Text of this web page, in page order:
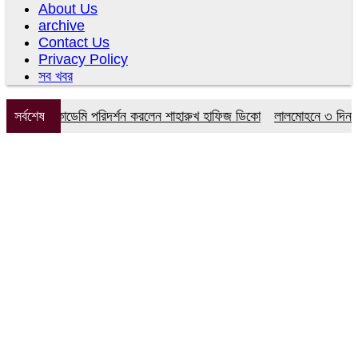
About Us
archive
Contact Us
Privacy Policy
সব খবর
সর্বশেষ
একাডেমি পরিদর্শন করলেন শাহারুখ হাফিজ ডিকো লালমোহনে ৩ দিনব্যাপী